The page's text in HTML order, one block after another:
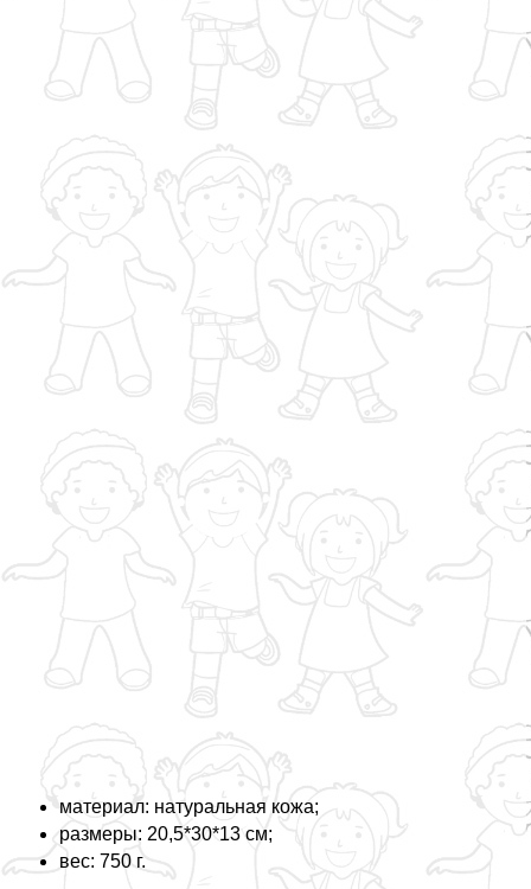
материал: натуральная кожа;
размеры: 20,5*30*13 см;
вес: 750 г.